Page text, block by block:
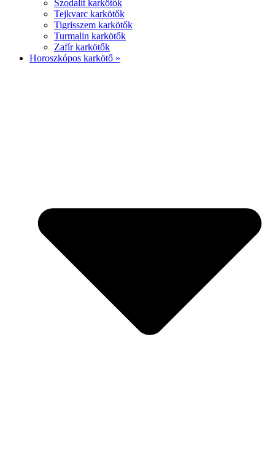
Szodalit karkötők
Tejkvarc karkötők
Tigrisszem karkötők
Turmalin karkötők
Zafír karkötők
Horoszkópos karkötő »